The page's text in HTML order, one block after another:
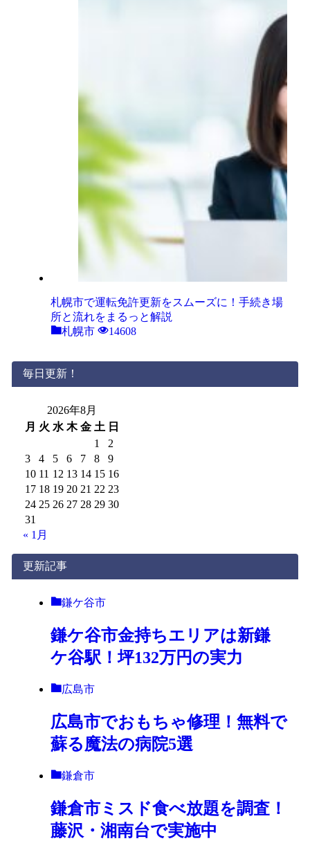
札幌市で運転免許更新をスムーズに！手続き場
所と流れをまるっと解説
札幌市
14608
毎日更新！
2026年8月
月 火 水 木 金 土 日
1
2
3
4 5 6 7 8
9
10 11 12 13 14 15 16
17 18 19 20 21 22 23
24 25 26 27 28 29 30
31
« 1月
更新記事
鎌ケ谷市
鎌ケ谷市金持ちエリアは新鎌
ケ谷駅！坪132万円の実力
広島市
広島市でおもちゃ修理！無料で
蘇る魔法の病院5選
鎌倉市
鎌倉市ミスド食べ放題を調査！
藤沢・湘南台で実施中